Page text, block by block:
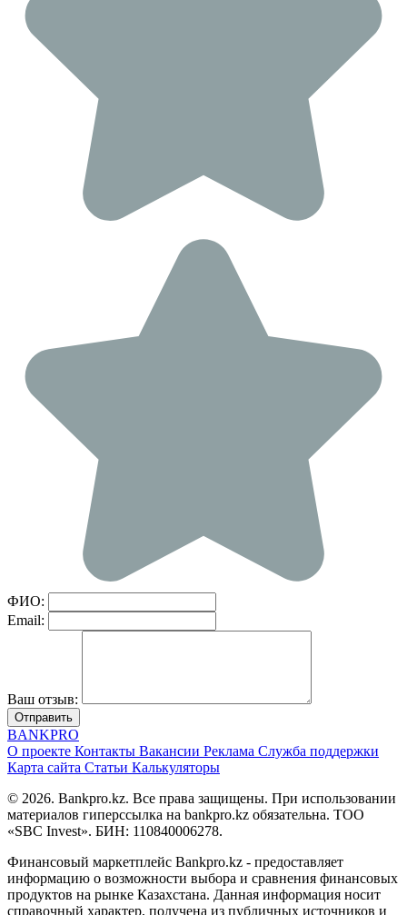
ФИО:
Email:
Ваш отзыв:
Отправить
BANKPRO
О проекте Контакты Вакансии Реклама Служба поддержки
Карта сайта Статьи Калькуляторы
© 2026. Bankpro.kz. Все права защищены. При использовании
материалов гиперссылка на bankpro.kz обязательна. ТОО
«SBC Invest». БИН: 110840006278.
Финансовый маркетплейс Bankpro.kz - предоставляет
информацию о возможности выбора и сравнения финансовых
продуктов на рынке Казахстана. Данная информация носит
справочный характер, получена из публичных источников и